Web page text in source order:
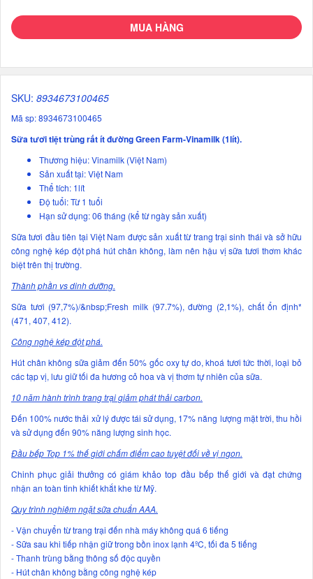
MUA HÀNG
SKU: 8934673100465
Mã sp: 8934673100465
Sữa tươi tiệt trùng rất ít đường Green Farm-Vinamilk (1lít).
Thương hiệu: Vinamilk (Việt Nam)
Sản xuất tại: Việt Nam
Thể tích: 1lít
Độ tuổi: Từ 1 tuổi
Hạn sử dụng: 06 tháng (kể từ ngày sản xuất)
Sữa tươi đầu tiên tại Việt Nam được sản xuất từ trang trại sinh thái và sở hữu
công nghệ kép đột phá hút chân không, làm nên hậu vị sữa tươi thơm khác
biệt trên thị trường.
Thành phần vs dinh dưỡng.
Sữa tươi (97,7%)/&nbsp;Fresh milk (97.7%), đường (2,1%), chất ổn định*
(471, 407, 412).
Công nghệ kép đột phá.
Hút chân không sữa giảm đến 50% gốc oxy tự do, khoá tươi tức thời, loại bỏ
các tạp vị, lưu giữ tối đa hương cỏ hoa và vị thơm tự nhiên của sữa.
10 năm hành trình trang trại giảm phát thải carbon.
Đến 100% nước thải xử lý được tái sử dụng, 17% năng lượng mặt trời, thu hồi
và sử dụng đến 90% năng lượng sinh học.
Đầu bếp Top 1% thế giới chấm điểm cao tuyệt đối về vị ngon.
Chinh phục giải thưởng có giám khảo top đầu bếp thế giới và đạt chứng
nhận an toàn tinh khiết khắt khe từ Mỹ.
Quy trình nghiêm ngặt sữa chuẩn AAA.
- Vận chuyển từ trang trại đến nhà máy không quá 6 tiếng
- Sữa sau khi tiếp nhận giữ trong bồn inox lạnh 4ºC, tối đa 5 tiếng
- Thanh trùng bằng thông số độc quyền
- Hút chân không bằng công nghệ kép